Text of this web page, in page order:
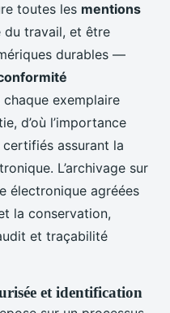
toutes les mentions
du travail, et être
durables —
exemplaire
d’où l’importance
assurant la
L’archivage sur
électronique agréées
la conservation,
et traçabilité
et identification